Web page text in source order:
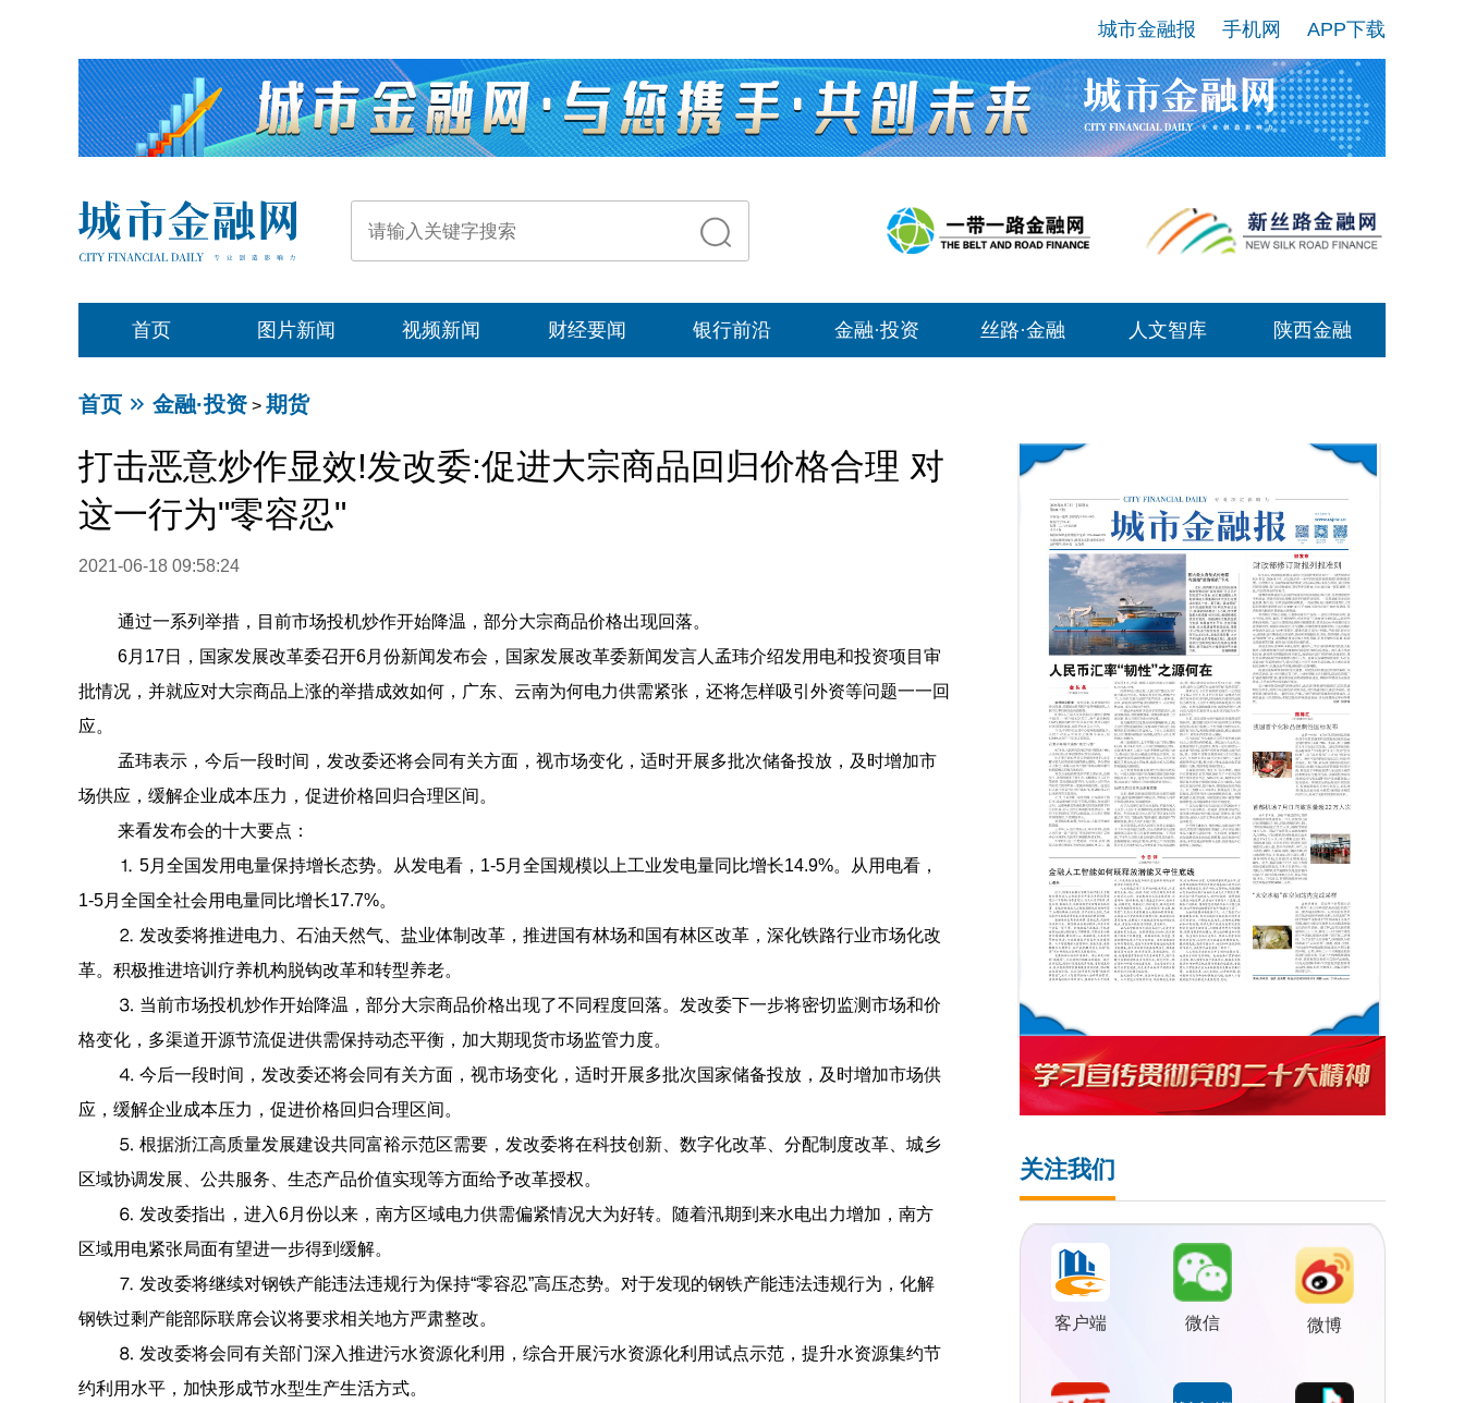
城市金融报 手机网 APP下载
首页 图片新闻 视频新闻 财经要闻 银行前沿 金融·投资 丝路·金融 人文智库 陕西金融
首页 金融·投资 > 期货
打击恶意炒作显效!发改委:促进大宗商品回归价格合理 对
这一行为"零容忍"
2021-06-18 09:58:24
通过一系列举措，目前市场投机炒作开始降温，部分大宗商品价格出现回落。
6月17日，国家发展改革委召开6月份新闻发布会，国家发展改革委新闻发言人孟玮介绍发用电和投资项目审
批情况，并就应对大宗商品上涨的举措成效如何，广东、云南为何电力供需紧张，还将怎样吸引外资等问题一一回
应。
孟玮表示，今后一段时间，发改委还将会同有关方面，视市场变化，适时开展多批次储备投放，及时增加市
场供应，缓解企业成本压力，促进价格回归合理区间。
来看发布会的十大要点：
⒈ 5月全国发用电量保持增长态势。从发电看，1-5月全国规模以上工业发电量同比增长14.9%。从用电看，
1-5月全国全社会用电量同比增长17.7%。
⒉ 发改委将推进电力、石油天然气、盐业体制改革，推进国有林场和国有林区改革，深化铁路行业市场化改
革。积极推进培训疗养机构脱钩改革和转型养老。
⒊ 当前市场投机炒作开始降温，部分大宗商品价格出现了不同程度回落。发改委下一步将密切监测市场和价
格变化，多渠道开源节流促进供需保持动态平衡，加大期现货市场监管力度。
⒋ 今后一段时间，发改委还将会同有关方面，视市场变化，适时开展多批次国家储备投放，及时增加市场供
应，缓解企业成本压力，促进价格回归合理区间。
⒌ 根据浙江高质量发展建设共同富裕示范区需要，发改委将在科技创新、数字化改革、分配制度改革、城乡
区域协调发展、公共服务、生态产品价值实现等方面给予改革授权。
⒍ 发改委指出，进入6月份以来，南方区域电力供需偏紧情况大为好转。随着汛期到来水电出力增加，南方
区域用电紧张局面有望进一步得到缓解。
⒎ 发改委将继续对钢铁产能违法违规行为保持“零容忍”高压态势。对于发现的钢铁产能违法违规行为，化解
钢铁过剩产能部际联席会议将要求相关地方严肃整改。
⒏ 发改委将会同有关部门深入推进污水资源化利用，综合开展污水资源化利用试点示范，提升水资源集约节
约利用水平，加快形成节水型生产生活方式。
关注我们
客户端 微信 微博